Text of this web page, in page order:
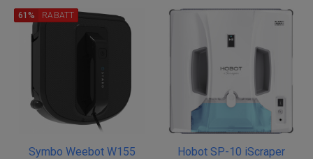
Symbo Weebot W155
61% RABATT
Hobot SP-10 iScraper